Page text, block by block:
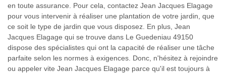
en toute assurance. Pour cela, contactez Jean Jacques Elagage
pour vous intervenir à réaliser une plantation de votre jardin, que
ce soit le type de jardin que vous disposez. En plus, Jean
Jacques Elagage qui se trouve dans Le Guedeniau 49150
dispose des spécialistes qui ont la capacité de réaliser une tâche
parfaite selon les normes à exigences. Donc, n'hésitez à rejoindre
ou appeler vite Jean Jacques Elagage parce qu'il est toujours à